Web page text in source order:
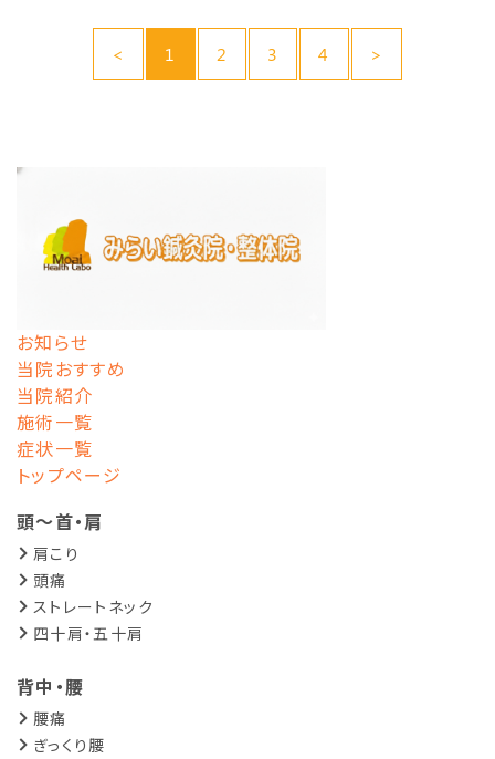
< 1 2 3 4 >
お知らせ
当院おすすめ
当院紹介
施術一覧
症状一覧
トップページ
頭～首・肩
肩こり
頭痛
ストレートネック
四十肩・五十肩
背中・腰
腰痛
ぎっくり腰